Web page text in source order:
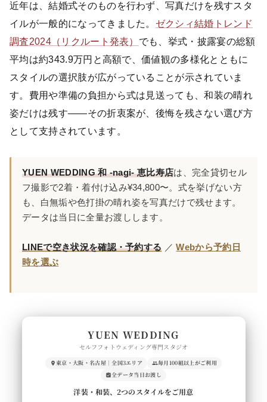
近年は、結婚式そのものを行わず、写真だけを残すスタ
イルが一般的になってきました。 ゼクシィ結婚トレンド
調査2024（リクルート発表） でも、挙式・披露宴の総額
平均は約343.9万円と高額で、価値観の多様化とともに
スタイルの選択肢が広がっていることが示されていま
す。費用や準備の負担から式は見送っても、和装の晴れ
姿だけは残す——その折衷案が、後悔を残さない選び方
として支持されています。
YUEN WEDDING 和 -nagi- 恵比寿店は、完全貸切セル
フ撮影で2着・着付け込み¥34,800〜。式を挙げない方
も、白無垢や色打掛の晴れ姿を写真だけで残せます。
データは当日に全量お渡しします。
LINEで空き状況を確認・予約する ／Webから予約日
時を選ぶ
YUEN WEDDING
セルフフォトウェディング専門スタジオ
東京・大阪・名古屋｜全国3エリア
毎月100組以上がご利用
全データ当日お渡し
洋装・和装、2つのスタイルをご用意